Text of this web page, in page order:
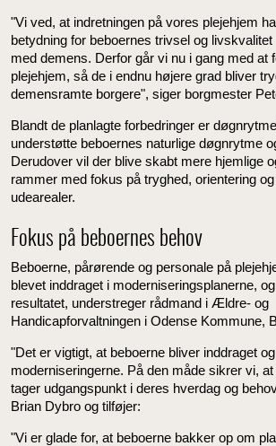
"Vi ved, at indretningen på vores plejehjem
betydning for beboernes trivsel og
med demens. Derfor går vi nu i gang med at
plejehjem, så de i endnu højere grad bliver
demensramte borgere", siger borgmester
Blandt de planlagte forbedringer er
understøtte beboernes naturlige døgnrytme
Derudover vil der blive skabt mere hjemlige
rammer med fokus på tryghed, orientering
udearealer.
Fokus på beboernes behov
Beboerne, pårørende og personale på
blevet inddraget i moderniseringsplanerne,
resultatet, understreger rådmand i Ældre- og
Handicapforvaltningen i Odense Kommune,
"Det er vigtigt, at beboerne bliver inddraget
moderniseringerne. På den måde sikrer vi,
tager udgangspunkt i deres hverdag og
Brian Dybro og tilføjer:
"Vi er glade for, at beboerne bakker op om